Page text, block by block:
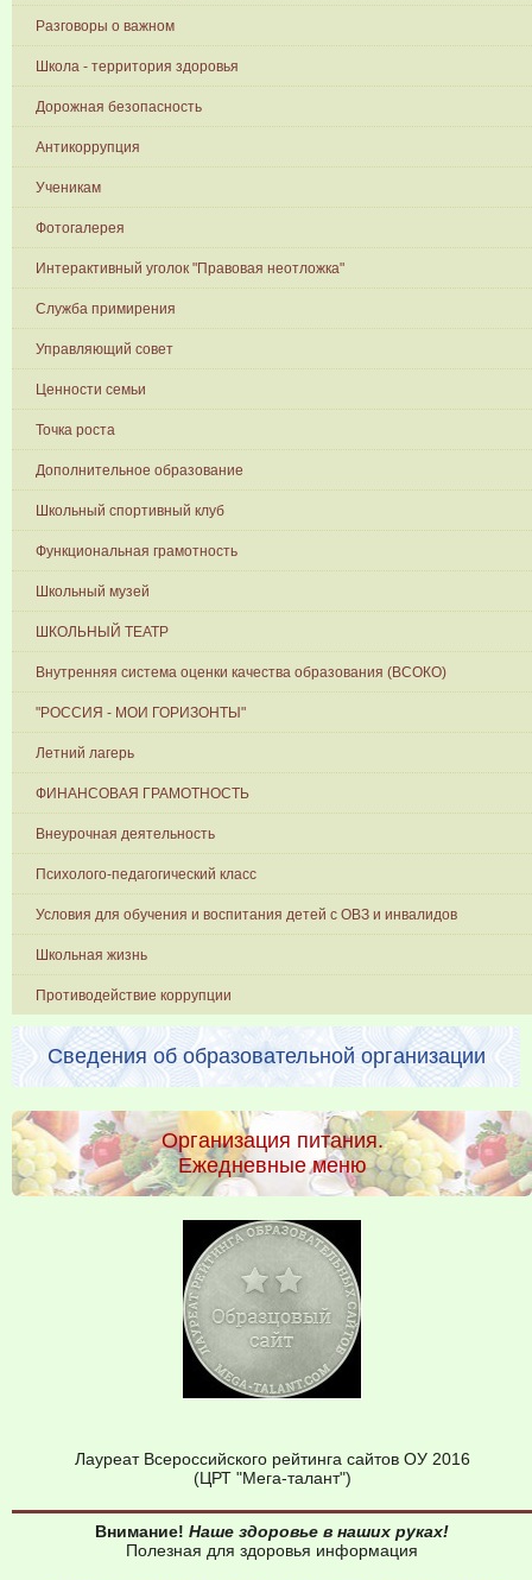
Разговоры о важном
Школа - территория здоровья
Дорожная безопасность
Антикоррупция
Ученикам
Фотогалерея
Интерактивный уголок "Правовая неотложка"
Служба примирения
Управляющий совет
Ценности семьи
Точка роста
Дополнительное образование
Школьный спортивный клуб
Функциональная грамотность
Школьный музей
ШКОЛЬНЫЙ ТЕАТР
Внутренняя система оценки качества образования (ВСОКО)
"РОССИЯ - МОИ ГОРИЗОНТЫ"
Летний лагерь
ФИНАНСОВАЯ ГРАМОТНОСТЬ
Внеурочная деятельность
Психолого-педагогический класс
Условия для обучения и воспитания детей с ОВЗ и инвалидов
Школьная жизнь
Противодействие коррупции
Сведения об образовательной организации
Организация питания.
Ежедневные меню
Лауреат Всероссийского рейтинга сайтов ОУ 2016
(ЦРТ "Мега-талант")
Внимание! Наше здоровье в наших руках!
Полезная для здоровья информация